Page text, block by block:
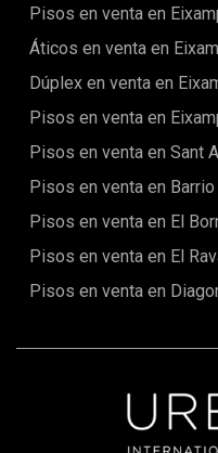
descanso de las partes
relajarse en una de sus
Born es central, linda con
Ciutadella, el Eixample y
líneas de autobús y metro.
Pisos en venta en
Áticos en venta en
Dúplex en venta en
Pisos en venta en
Pisos en venta en Sant
Pisos en venta en
Pisos en venta en El
Pisos en venta en El
Pisos en venta en